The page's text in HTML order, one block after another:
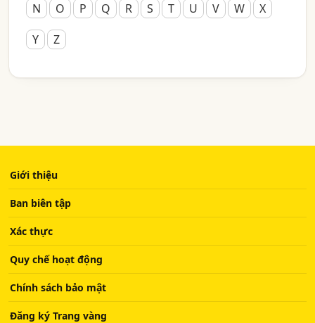
N
O P Q R S T U V W
X
Y
Z
Giới thiệu
Ban biên tập
Xác thực
Quy chế hoạt động
Chính sách bảo mật
Đăng ký Trang vàng